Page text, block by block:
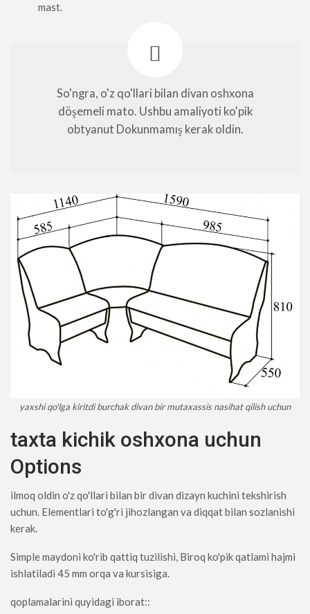
mast.
So'ngra, o'z qo'llari bilan divan oshxona
döşemeli mato. Ushbu amaliyoti ko'pik
obtyanut Dokunmamış kerak oldin.
yaxshi qo'lga kiritdi burchak divan bir mutaxassis nasihat qilish uchun
taxta kichik oshxona uchun
Options
ilmoq oldin o'z qo'llari bilan bir divan dizayn kuchini tekshirish
uchun. Elementlari to'g'ri jihozlangan va diqqat bilan sozlanishi
kerak.
Simple maydoni ko'rib qattiq tuzilishi, Biroq ko'pik qatlami hajmi
ishlatiladi 45 mm orqa va kursisiga.
qoplamalarini quyidagi iborat::